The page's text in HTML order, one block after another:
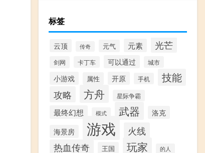
标签
云顶 传奇 元气 元素 光芒
剑网 卡丁车 可以通过 城市
小游戏 属性 开原 手机 技能
攻略 方舟 星际争霸
最终幻想 模式 武器
洛克
海景房
游戏 火线
热血传奇 王国 玩家 的人